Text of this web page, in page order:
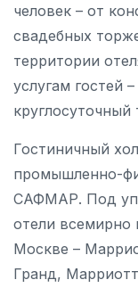
человек – от
свадебных
территории
услугам гостей
Гостиничный
промышленно-
САФМАР. Под
отели всемирно
Москве –
Гранд,